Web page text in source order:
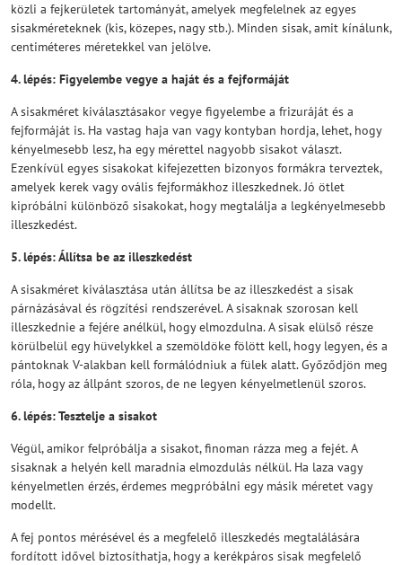
közli a fejkerületek tartományát, amelyek megfelelnek az egyes
sisakméreteknek (kis, közepes, nagy stb.). Minden sisak, amit kínálunk,
centiméteres méretekkel van jelölve.
4. lépés: Figyelembe vegye a haját és a fejformáját
A sisakméret kiválasztásakor vegye figyelembe a frizuráját és a
fejformáját is. Ha vastag haja van vagy kontyban hordja, lehet, hogy
kényelmesebb lesz, ha egy mérettel nagyobb sisakot választ.
Ezenkívül egyes sisakokat kifejezetten bizonyos formákra terveztek,
amelyek kerek vagy ovális fejformákhoz illeszkednek. Jó ötlet
kipróbálni különböző sisakokat, hogy megtalálja a legkényelmesebb
illeszkedést.
5. lépés: Állítsa be az illeszkedést
A sisakméret kiválasztása után állítsa be az illeszkedést a sisak
párnázásával és rögzítési rendszerével. A sisaknak szorosan kell
illeszkednie a fejére anélkül, hogy elmozdulna. A sisak elülső része
körülbelül egy hüvelykkel a szemöldöke fölött kell, hogy legyen, és a
pántoknak V-alakban kell formálódniuk a fülek alatt. Győződjön meg
róla, hogy az állpánt szoros, de ne legyen kényelmetlenül szoros.
6. lépés: Tesztelje a sisakot
Végül, amikor felpróbálja a sisakot, finoman rázza meg a fejét. A
sisaknak a helyén kell maradnia elmozdulás nélkül. Ha laza vagy
kényelmetlen érzés, érdemes megpróbálni egy másik méretet vagy
modellt.
A fej pontos mérésével és a megfelelő illeszkedés megtalálására
fordított idővel biztosíthatja, hogy a kerékpáros sisak megfelelő